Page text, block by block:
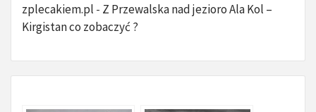
zplecakiem.pl - Z Przewalska nad jezioro Ala Kol –
Kirgistan co zobaczyć ?